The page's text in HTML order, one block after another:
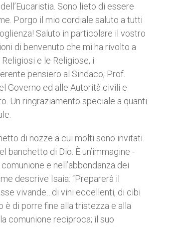
Sono lieto di essere
Porgo il mio cordiale saluto a tutti
Saluto in particolare il vostro
di benvenuto che mi ha rivolto a
e le Religiose, i
pensiero al Sindaco, Prof.
Governo ed alle Autorità civili e
Un ringraziamento speciale a quanti
di nozze a cui molti sono invitati.
banchetto di Dio. È un’immagine -
e nell’abbondanza dei
descrive Isaia: “Preparerà il
vivande…di vini eccellenti, di cibi
è di porre fine alla tristezza e alla
comunione reciproca; il suo